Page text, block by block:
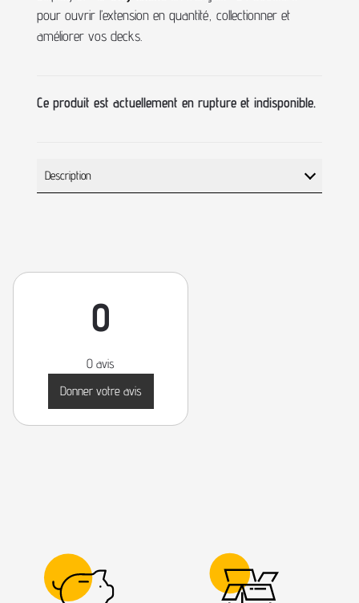
pour ouvrir l’extension en quantité, collectionner et
améliorer vos decks.
Ce produit est actuellement en rupture et indisponible.
Description
0
0 avis
Donner votre avis